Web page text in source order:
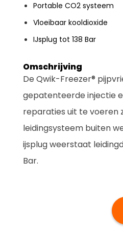
Portable CO2 systeem
Vloeibaar kooldioxide
IJsplug tot 138 Bar
Omschrijving
De Qwik-Freezer®
gepatenteerde injectie
reparaties uit te voeren
leidingsysteem buiten
ijsplug weerstaat
Bar.